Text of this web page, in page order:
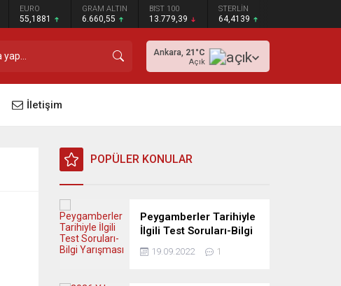
EURO
55,1881
GRAM ALTIN
6.660,55
BIST 100
13.779,39
STERLİN
64,4139
Ankara, 21 °C
Açık
İletişim
POPÜLER KONULAR
Peygamberler Tarihiyle
İlgili Test Soruları-Bilgi
Yarışması
19.09.2022 1